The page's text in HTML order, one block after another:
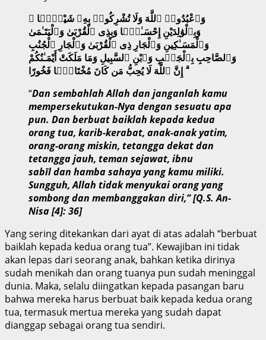
وَٱعْبُدُوا۟ ٱللَّهَ وَلَا تُشْرِكُوا۟ بِهِۦ شَيْـًۭٔا ۖ
وَبِٱلْوَٰلِدَيْنِ إِحْسَـٰنًۭا وَبِذِى ٱلْقُرْبَىٰ وَٱلْيَتَـٰمَىٰ
وَٱلْمَسَـٰكِينِ وَٱلْجَارِ ذِى ٱلْقُرْبَىٰ وَٱلْجَارِ ٱلْجُنُبِ
وَٱلصَّاحِبِ بِٱلْجَنۢبِ وَٱبْنِ ٱلسَّبِيلِ وَمَا مَلَكَتْ أَيْمَـٰنُكُمْ
ۗ إِنَّ ٱللَّهَ لَا يُحِبُّ مَن كَانَ مُخْتَالًۭا فَخُورًا
“Dan sembahlah Allah dan janganlah kamu
mempersekutukan-Nya dengan sesuatu apa
pun. Dan berbuat baiklah kepada kedua
orang tua, karib-kerabat, anak-anak yatim,
orang-orang miskin, tetangga dekat dan
tetangga jauh, teman sejawat, ibnu
sabīl dan hamba sahaya yang kamu miliki.
Sungguh, Allah tidak menyukai orang yang
sombong dan membanggakan diri,” [Q.S. An-
Nisa [4]: 36]
Yang sering ditekankan dari ayat di atas adalah “berbuat
baiklah kepada kedua orang tua”. Kewajiban ini tidak
akan lepas dari seorang anak, bahkan ketika dirinya
sudah menikah dan orang tuanya pun sudah meninggal
dunia. Maka, selalu diingatkan kepada pasangan baru
bahwa mereka harus berbuat baik kepada kedua orang
tua, termasuk mertua mereka yang sudah dapat
dianggap sebagai orang tua sendiri.